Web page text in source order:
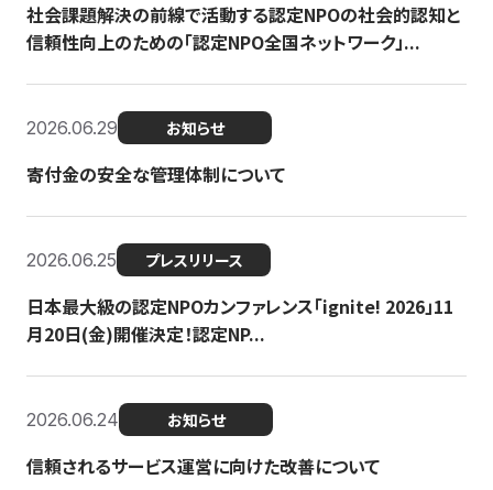
社会課題解決の前線で活動する認定NPOの社会的認知と
信頼性向上のための「認定NPO全国ネットワーク」...
2026.06.29 お知らせ
寄付金の安全な管理体制について
2026.06.25 プレスリリース
日本最大級の認定NPOカンファレンス「ignite! 2026」11
月20日(金)開催決定！認定NP...
2026.06.24 お知らせ
信頼されるサービス運営に向けた改善について